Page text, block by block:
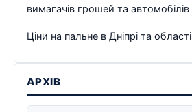
вимагачів грошей та автомобілів
Ціни на пальне в Дніпрі та
АРХІВ